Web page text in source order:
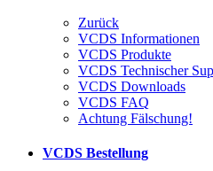
Zurück
VCDS Informationen
VCDS Produkte
VCDS Technischer
VCDS Downloads
VCDS FAQ
Achtung Fälschung!
VCDS Bestellung